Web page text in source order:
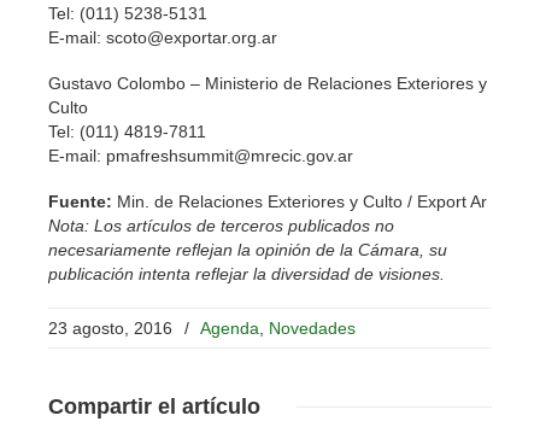
Tel: (011) 5238-5131
E-mail: scoto@exportar.org.ar
Gustavo Colombo – Ministerio de Relaciones Exteriores y
Culto
Tel: (011) 4819-7811
E-mail: pmafreshsummit@mrecic.gov.ar
Fuente: Min. de Relaciones Exteriores y Culto / Export Ar
Nota: Los artículos de terceros publicados no
necesariamente reflejan la opinión de la Cámara, su
publicación intenta reflejar la diversidad de visiones.
23 agosto, 2016 / Agenda Novedades
Compartir el artículo